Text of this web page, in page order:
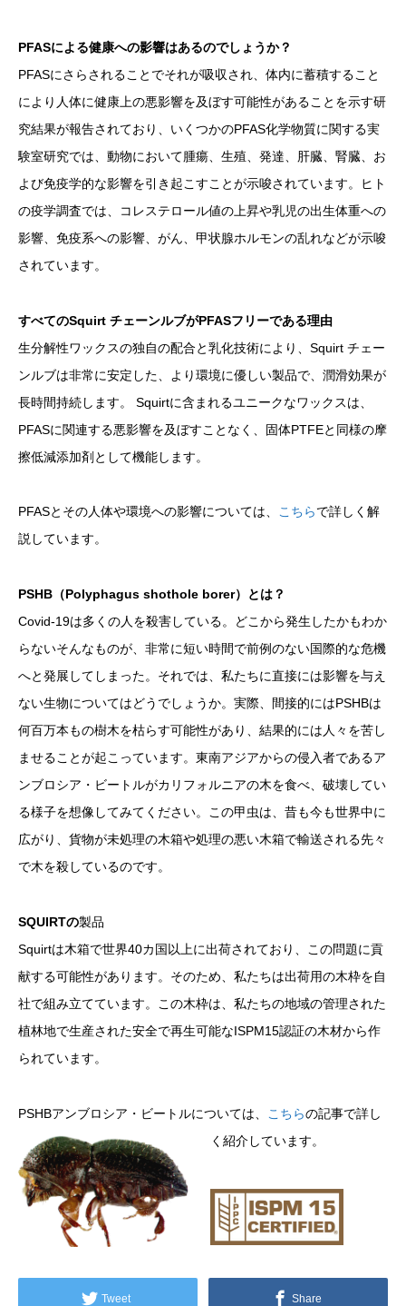
PFASによる健康への影響はあるのでしょうか？
PFASにさらされることでそれが吸収され、体内に蓄積すること
により人体に健康上の悪影響を及ぼす可能性があることを示す研
究結果が報告されており、いくつかのPFAS化学物質に関する実
験室研究では、動物において腫瘍、生殖、発達、肝臓、腎臓、お
よび免疫学的な影響を引き起こすことが示唆されています。ヒト
の疫学調査では、コレステロール値の上昇や乳児の出生体重への
影響、免疫系への影響、がん、甲状腺ホルモンの乱れなどが示唆
されています。
すべてのSquirt チェーンルブがPFASフリーである理由
生分解性ワックスの独自の配合と乳化技術により、Squirt チェー
ンルブは非常に安定した、より環境に優しい製品で、潤滑効果が
長時間持続します。 Squirtに含まれるユニークなワックスは、
PFASに関連する悪影響を及ぼすことなく、固体PTFEと同様の摩
擦低減添加剤として機能します。
PFASとその人体や環境への影響については、 こちらで詳しく解
説しています。
PSHB（Polyphagus shothole borer）とは？
Covid-19は多くの人を殺害している。どこから発生したかもわか
らないそんなものが、非常に短い時間で前例のない国際的な危機
へと発展してしまった。それでは、私たちに直接には影響を与え
ない生物についてはどうでしょうか。実際、間接的にはPSHBは
何百万本もの樹木を枯らす可能性があり、結果的には人々を苦し
ませることが起こっています。東南アジアからの侵入者であるア
ンブロシア・ビートルがカリフォルニアの木を食べ、破壊してい
る様子を想像してみてください。この甲虫は、昔も今も世界中に
広がり、貨物が未処理の木箱や処理の悪い木箱で輸送される先々
で木を殺しているのです。
SQUIRTの製品
Squirtは木箱で世界40カ国以上に出荷されており、この問題に貢
献する可能性があります。そのため、私たちは出荷用の木枠を自
社で組み立てています。この木枠は、私たちの地域の管理された
植林地で生産された安全で再生可能なISPM15認証の木材から作
られています。
PSHBアンブロシア・ビートルについては、 こちらの記事で詳し
く紹介しています。
Tweet Share